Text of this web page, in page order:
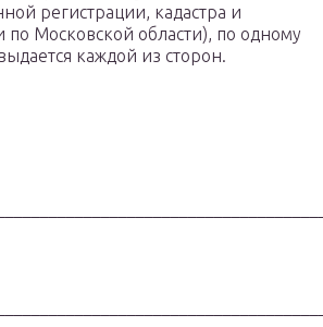
регистрации, кадастра и
по Московской области), по одному
каждой из сторон.